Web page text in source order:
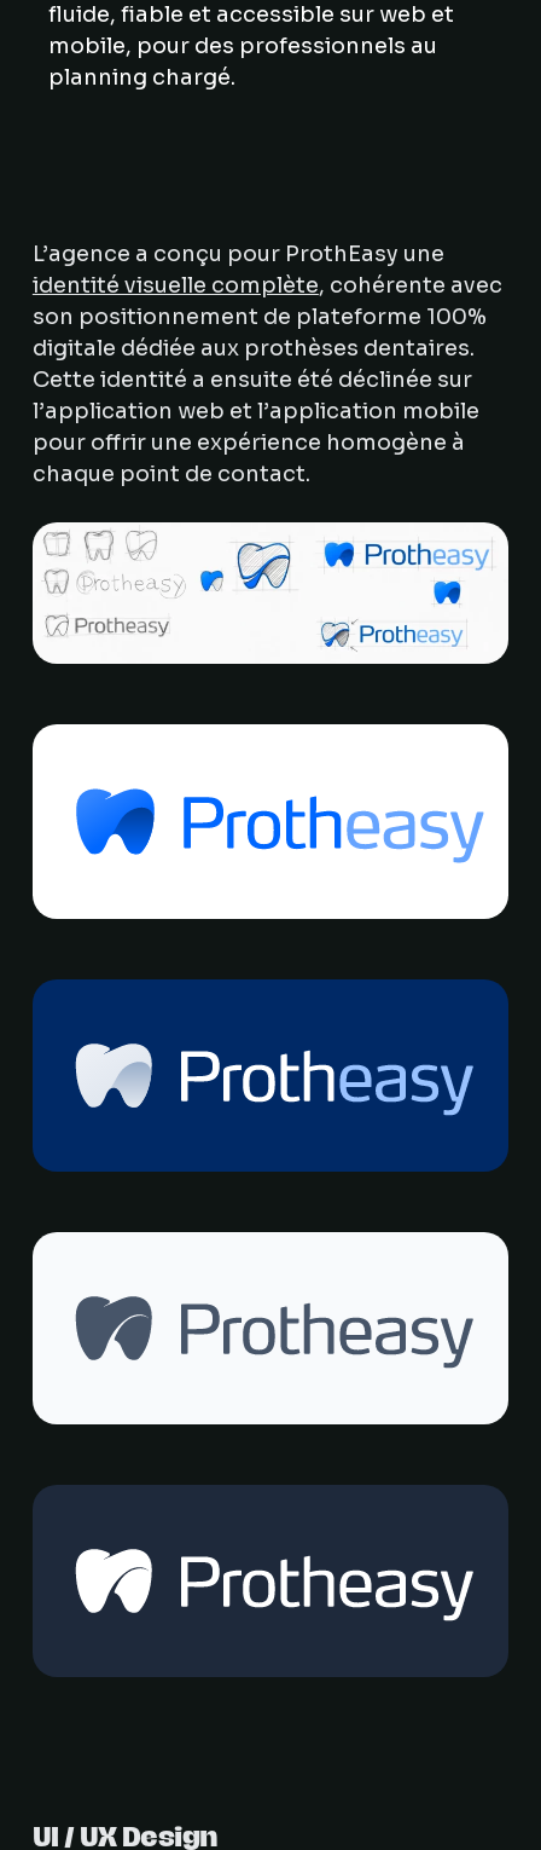
fluide, fiable et accessible sur web et
mobile, pour des professionnels au
planning chargé.
L’agence a conçu pour ProthEasy une
identité visuelle complète, cohérente avec
son positionnement de plateforme 100%
digitale dédiée aux prothèses dentaires.
Cette identité a ensuite été déclinée sur
l’application web et l’application mobile
pour offrir une expérience homogène à
chaque point de contact.
UI / UX Design